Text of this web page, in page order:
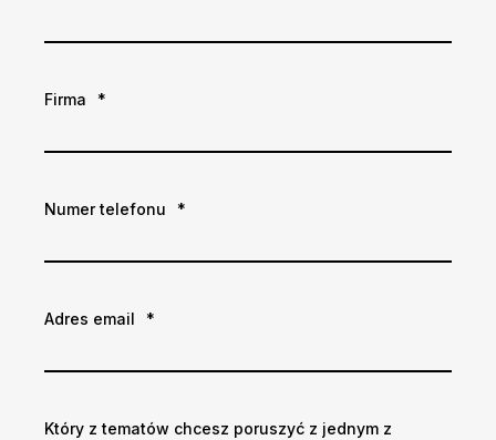
Firma *
Numer telefonu *
Adres email *
Który z tematów chcesz poruszyć z jednym z